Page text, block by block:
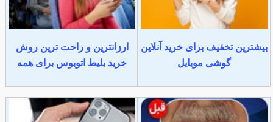
بیشترین تخفیف برای خرید آنلاین
گوشی موبایل
ارزانترین و راحت ترین روش
خرید بلیط اتوبوس برای همه